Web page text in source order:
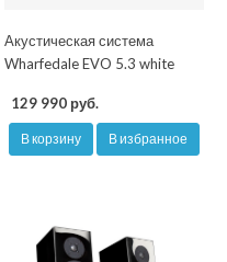
Акустическая система
Wharfedale EVO 5.3 white
129 990 руб.
В корзину В избранное